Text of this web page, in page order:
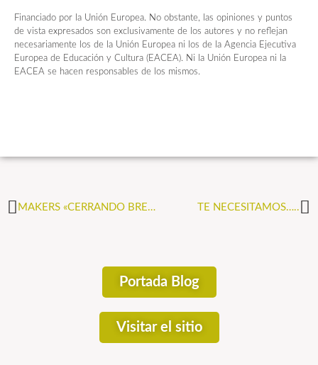
Financiado por la Unión Europea. No obstante, las opiniones y puntos
de vista expresados son exclusivamente de los autores y no reflejan
necesariamente los de la Unión Europea ni los de la Agencia Ejecutiva
Europea de Educación y Cultura (EACEA). Ni la Unión Europea ni la
EACEA se hacen responsables de los mismos.
MAKERS «CERRANDO BRECHAS DE GENERO» TE NECESITAMOS…..
Portada Blog
Visitar el sitio